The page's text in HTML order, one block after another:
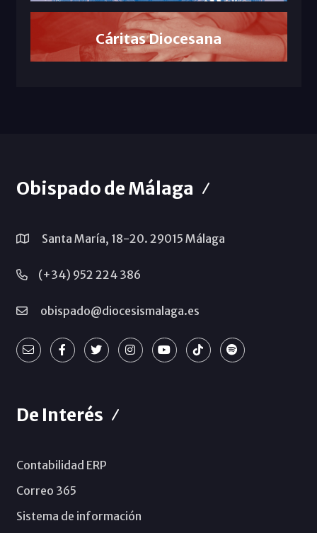
Cáritas Diocesana
Obispado de Málaga
Santa María, 18-20. 29015 Málaga
(+34) 952 224 386
obispado@diocesismalaga.es
De Interés
Contabilidad ERP
Correo 365
Sistema de información